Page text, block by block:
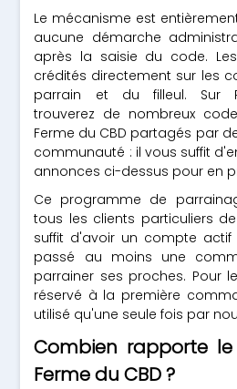
Le mécanisme est
aucune démarche
après la saisie du code.
crédités directement sur les
parrain et du filleul. Sur
trouverez de nombreux
Ferme du CBD partagés par
communauté : il vous suffit
annonces ci-dessus pour en
Ce programme de
tous les clients particuliers
suffit d'avoir un compte
passé au moins une
parrainer ses proches. Pour
réservé à la première
utilisé qu'une seule fois par
Combien rapporte
Ferme du CBD ?